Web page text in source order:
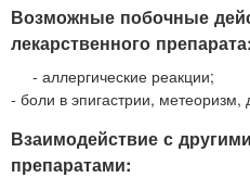
Возможные побочные
лекарственного препарата:
- аллергические реакции;
- боли в эпигастрии,
Взаимодействие с
препаратами: